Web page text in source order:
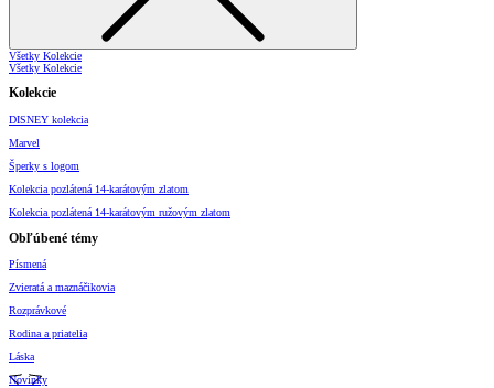
Všetky Kolekcie
Všetky Kolekcie
Kolekcie
DISNEY kolekcia
Marvel
Šperky s logom
Kolekcia pozlátená 14-karátovým zlatom
Kolekcia pozlátená 14-karátovým ružovým zlatom
Obľúbené témy
Písmená
Zvieratá a maznáčikovia
Rozprávkové
Rodina a priatelia
Láska
Novinky